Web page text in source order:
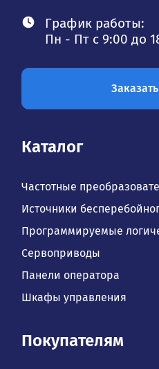
График работы:
Пн - Пт с 9:00 до
Каталог
Частотные
Источники
Программируемые
Сервоприводы
Панели оператора
Шкафы управления
Покупателям